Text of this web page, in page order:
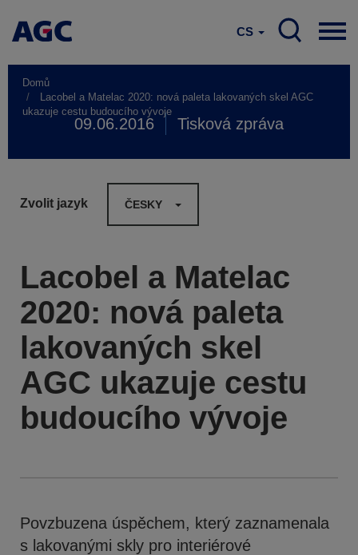
CS
Domů
Lacobel a Matelac 2020: nová paleta lakovaných skel AGC
ukazuje cestu budoucího vývoje
09.06.2016 Tisková zpráva
Zvolit jazyk ČESKY
Lacobel a Matelac
2020: nová paleta
lakovaných skel
AGC ukazuje cestu
budoucího vývoje
Povzbuzena úspěchem, který zaznamenala
s lakovanými skly pro interiérové